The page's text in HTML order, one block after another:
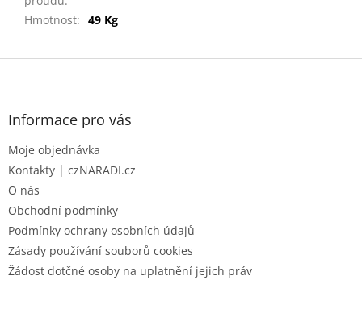
Hmotnost: 49 Kg
Z
Informace pro vás
Moje objednávka
Kontakty | czNARADI.cz
O nás
Obchodní podmínky
Podmínky ochrany osobních údajů
Zásady používání souborů cookies
Žádost dotčné osoby na uplatnění jejich práv